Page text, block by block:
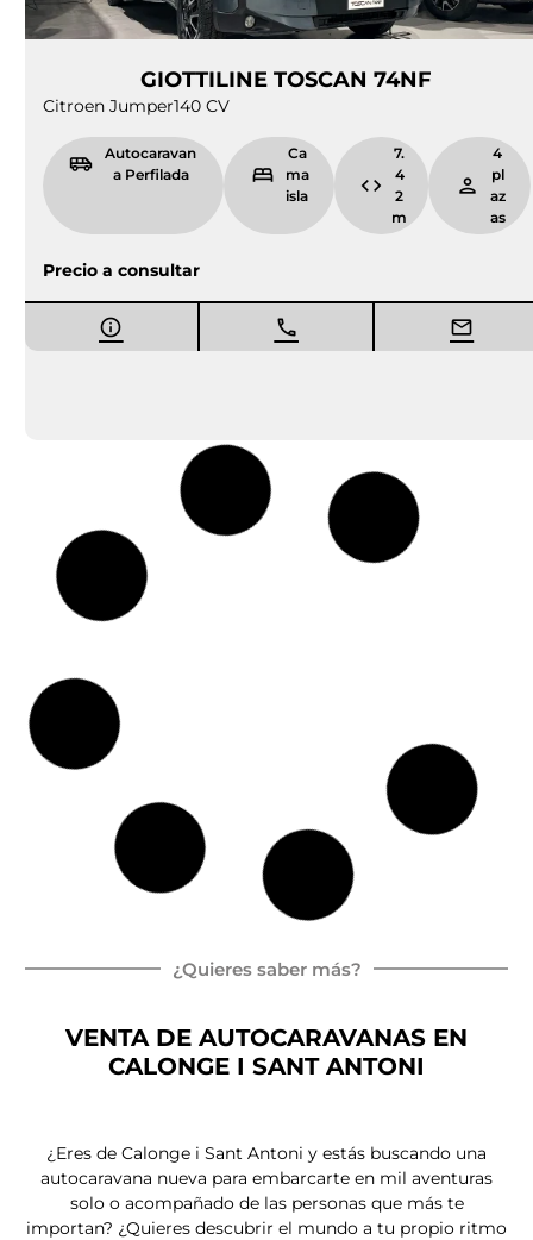
GIOTTILINE TOSCAN 74NF
Citroen Jumper140 CV
Autocaravan
a Perfilada
Ca
ma
isla
7.
4
2
m
4
pl
az
as
Precio a consultar
Entrega inmediata
Ocasión
ITINEO COMPACT CM660
Autocaravan
a Integral
Ca
6.
IVA e IEMDT Incluidos
Entrega inmediata
Nueva